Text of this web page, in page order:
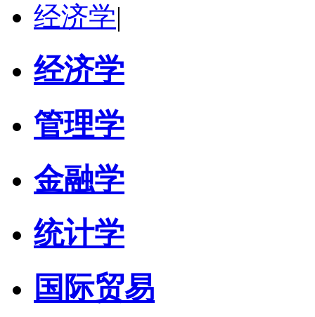
经济学|
经济学
管理学
金融学
统计学
国际贸易